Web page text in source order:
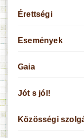
Érettségi
Események
Gaia
Jót s jól!
Közösségi